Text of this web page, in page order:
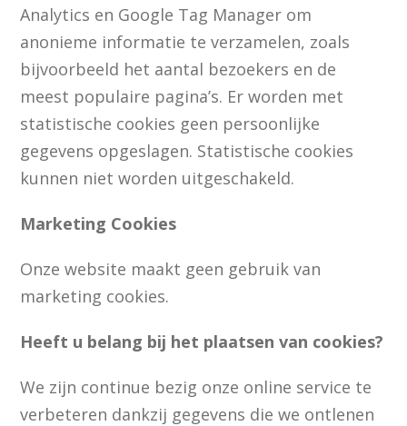
Analytics en Google Tag Manager om
anonieme informatie te verzamelen, zoals
bijvoorbeeld het aantal bezoekers en de
meest populaire pagina’s. Er worden met
statistische cookies geen persoonlijke
gegevens opgeslagen. Statistische cookies
kunnen niet worden uitgeschakeld.
Marketing Cookies
Onze website maakt geen gebruik van
marketing cookies.
Heeft u belang bij het plaatsen van cookies?
We zijn continue bezig onze online service te
verbeteren dankzij gegevens die we ontlenen